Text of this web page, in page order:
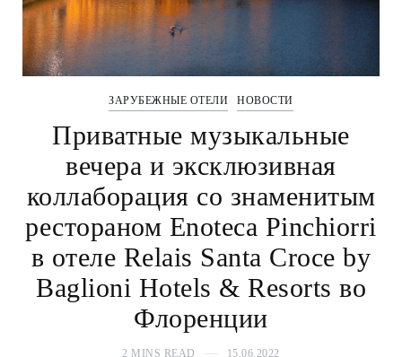
ЗАРУБЕЖНЫЕ ОТЕЛИ НОВОСТИ
Приватные музыкальные
вечера и эксклюзивная
коллаборация со знаменитым
рестораном Enoteca Pinchiorri
в отеле Relais Santa Croce by
Baglioni Hotels & Resorts во
Флоренции
2 MINS READ 15.06.2022